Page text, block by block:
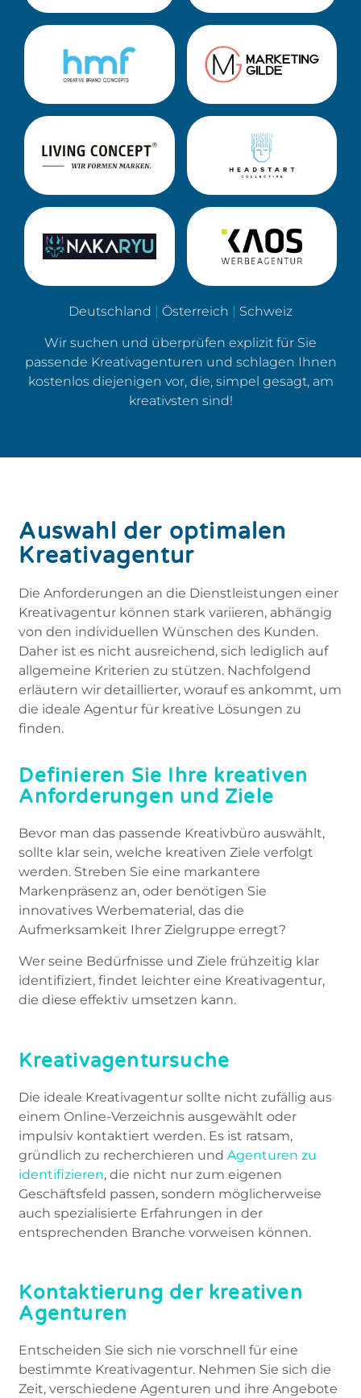
Deutschland Österreich Schweiz
Wir suchen und überprüfen explizit für Sie
passende Kreativagenturen und schlagen Ihnen
kostenlos diejenigen vor, die, simpel gesagt, am
kreativsten sind!
Auswahl der optimalen
Kreativagentur
Die Anforderungen an die Dienstleistungen einer
Kreativagentur können stark variieren, abhängig
von den individuellen Wünschen des Kunden.
Daher ist es nicht ausreichend, sich lediglich auf
allgemeine Kriterien zu stützen. Nachfolgend
erläutern wir detaillierter, worauf es ankommt, um
die ideale Agentur für kreative Lösungen zu
finden.
Definieren Sie Ihre kreativen
Anforderungen und Ziele
Bevor man das passende Kreativbüro auswählt,
sollte klar sein, welche kreativen Ziele verfolgt
werden. Streben Sie eine markantere
Markenpräsenz an, oder benötigen Sie
innovatives Werbematerial, das die
Aufmerksamkeit Ihrer Zielgruppe erregt?
Wer seine Bedürfnisse und Ziele frühzeitig klar
identifiziert, findet leichter eine Kreativagentur,
die diese effektiv umsetzen kann.
Kreativagentursuche
Die ideale Kreativagentur sollte nicht zufällig aus
einem Online-Verzeichnis ausgewählt oder
impulsiv kontaktiert werden. Es ist ratsam,
gründlich zu recherchieren undAgenturen zu
identifizieren, die nicht nur zum eigenen
Geschäftsfeld passen, sondern möglicherweise
auch spezialisierte Erfahrungen in der
entsprechenden Branche vorweisen können.
Kontaktierung der kreativen
Agenturen
Entscheiden Sie sich nie vorschnell für eine
bestimmte Kreativagentur. Nehmen Sie sich die
Zeit, verschiedene Agenturen und ihre Angebote